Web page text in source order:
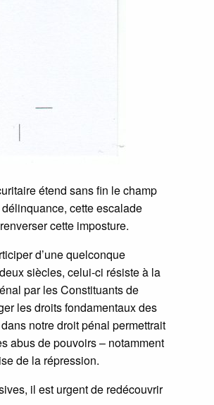
étend sans fin le champ
cette escalade
cette imposture.
d’une quelconque
siècles, celui-ci résiste à la
par les Constituants de
les droits fondamentaux des
notre droit pénal permettrait
abus de pouvoirs – notamment
de la répression.
il est urgent de redécouvrir